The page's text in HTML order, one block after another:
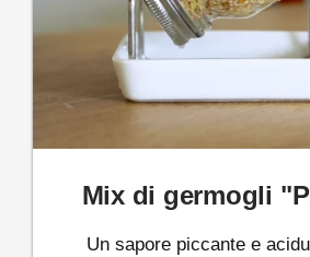
Mix di germogli
Un sapore piccante e